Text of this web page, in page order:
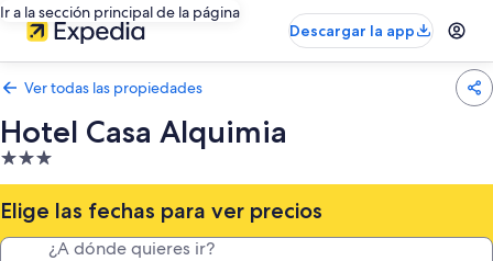
Ir a la sección principal de la página
Descargar la app
Ver todas las propiedades
Hotel Casa Alquimia
Propiedad
de
3.0
estrellas
Elige las fechas para ver precios
¿A dónde quieres ir?